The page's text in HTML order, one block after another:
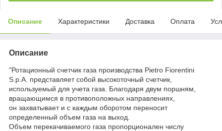
Описание Характеристики Доставка Оплата
Описание
"Ротационный счетчик газа производства Pietro Fiorentini
S.p.A. представляет собой высокоточный счетчик,
используемый для учета газа. Благодаря двум поршням,
вращающимся в противоположных направлениях,
он захватывает и с каждым оборотом переносит
определенный объем газа на выход.
Объем перекачиваемого газа пропорционален числу